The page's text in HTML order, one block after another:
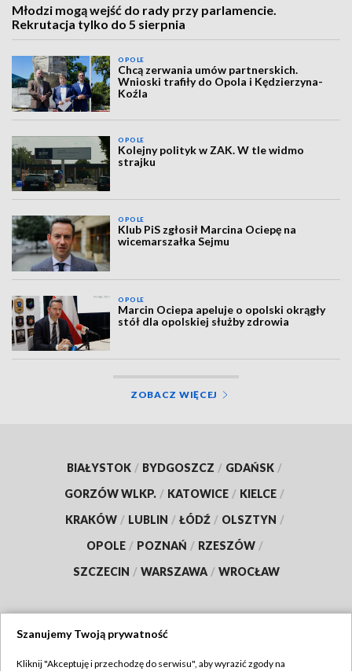
Młodzi mogą wejść do rady przy parlamencie.
Rekrutacja tylko do 5 sierpnia
OPOLE
Chcą zerwania umów partnerskich.
Wnioski trafiły do Opola i Kędzierzyna-
Koźla
OPOLE
Kolejny polityk w ZAK. W tle widmo
strajku
OPOLE
Klub PiS zgłosił Marcina Ociepę na
wicemarszałka Sejmu
OPOLE
Marcin Ociepa apeluje o opolski okrągły
stół dla opolskiej służby zdrowia
ZOBACZ WIĘCEJ
BIAŁYSTOK / BYDGOSZCZ / GDAŃSK /
GORZÓW WLKP. / KATOWICE / KIELCE /
KRAKÓW / LUBLIN / ŁÓDŹ / OLSZTYN /
OPOLE / POZNAŃ / RZESZÓW /
SZCZECIN / WARSZAWA / WROCŁAW
Szanujemy Twoją prywatność
Kliknij "Akceptuję i przechodzę do serwisu", aby wyrazić zgody na